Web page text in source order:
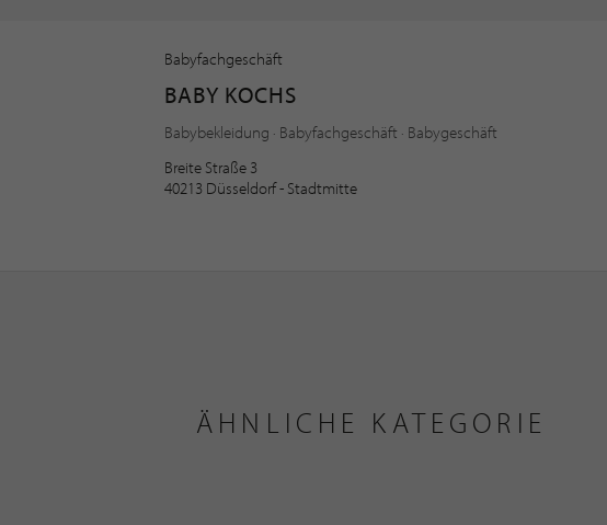
Babyfachgeschäft
BABY KOCHS
Babybekleidung · Babyfachgeschäft · Babygeschäft
Breite Straße 3
40213 Düsseldorf - Stadtmitte
ÄHNLICHE KATEGORIE